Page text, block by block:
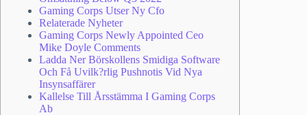
Gaming Corps Utser Ny Cfo
Relaterade Nyheter
Gaming Corps Newly Appointed Ceo
Mike Doyle Comments
Ladda Ner Börskollens Smidiga Software
Och Få Uvilk?rlig Pushnotis Vid Nya
Insynsaffärer
Kallelse Till Årsstämma I Gaming Corps
Ab